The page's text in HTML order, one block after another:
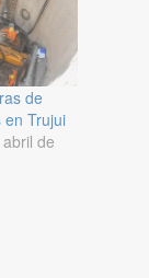
de
en Trujui
de